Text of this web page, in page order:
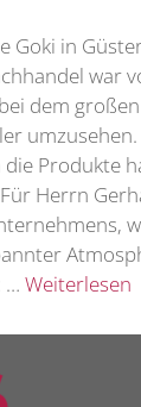
Goki in
war
dem großen
umzusehen.
Produkte
Herrn
… Weiterlesen